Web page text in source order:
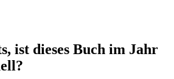
ist dieses Buch im Jahr